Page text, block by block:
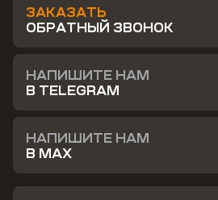
ЗАКАЗАТЬ
ОБРАТНЫЙ ЗВОНОК
НАПИШИТЕ НАМ
В TELEGRAM
НАПИШИТЕ НАМ
В MAX